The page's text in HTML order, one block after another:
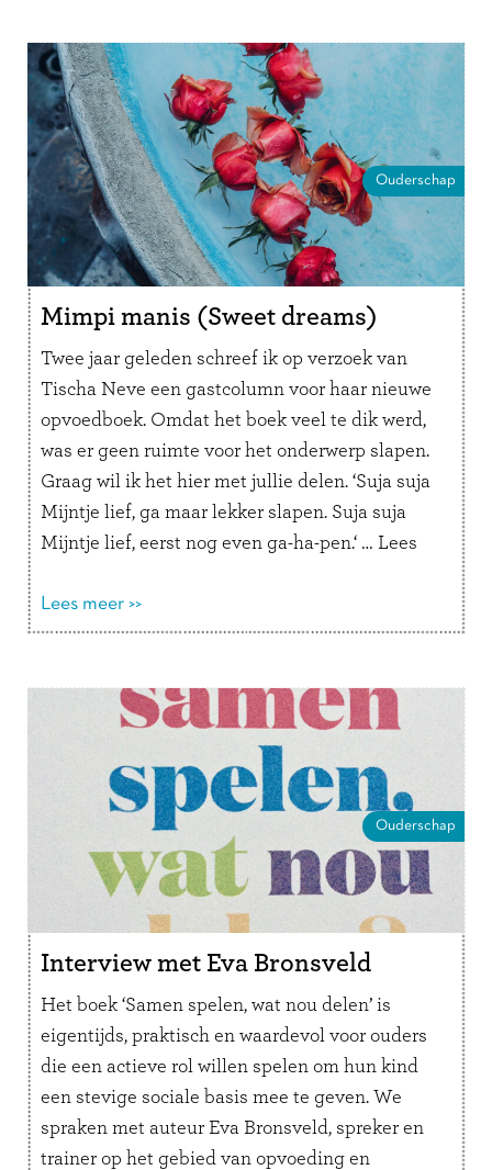
Ouderschap
Mimpi manis (Sweet dreams)
Twee jaar geleden schreef ik op verzoek van
Tischa Neve een gastcolumn voor haar nieuwe
opvoedboek. Omdat het boek veel te dik werd,
was er geen ruimte voor het onderwerp slapen.
Graag wil ik het hier met jullie delen. ‘Suja suja
Mijntje lief, ga maar lekker slapen. Suja suja
Mijntje lief, eerst nog even ga-ha-pen.‘ … Lees
Lees meer >>
Ouderschap
Interview met Eva Bronsveld
Het boek ‘Samen spelen, wat nou delen’ is
eigentijds, praktisch en waardevol voor ouders
die een actieve rol willen spelen om hun kind
een stevige sociale basis mee te geven. We
spraken met auteur Eva Bronsveld, spreker en
trainer op het gebied van opvoeding en